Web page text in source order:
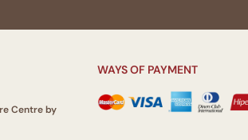
Centre by
WAYS OF PAYMENT